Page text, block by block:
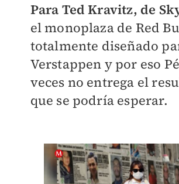
Para Ted Kravitz, de
el monoplaza de Red
totalmente diseñado
Verstappen y por eso
veces no entrega el
que se podría esperar.